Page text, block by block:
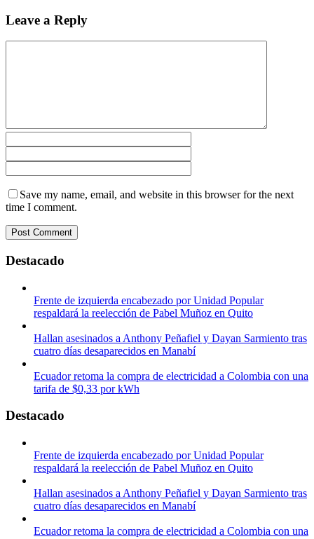
Leave a Reply
Save my name, email, and website in this browser for the next
time I comment.
Destacado
Frente de izquierda encabezado por Unidad Popular
respaldará la reelección de Pabel Muñoz en Quito
Hallan asesinados a Anthony Peñafiel y Dayan Sarmiento tras
cuatro días desaparecidos en Manabí
Ecuador retoma la compra de electricidad a Colombia con una
tarifa de $0,33 por kWh
Destacado
Frente de izquierda encabezado por Unidad Popular
respaldará la reelección de Pabel Muñoz en Quito
Hallan asesinados a Anthony Peñafiel y Dayan Sarmiento tras
cuatro días desaparecidos en Manabí
Ecuador retoma la compra de electricidad a Colombia con una